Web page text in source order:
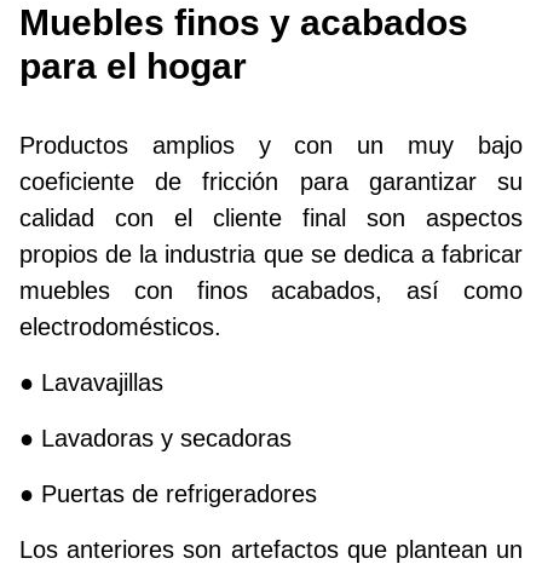
Muebles finos y acabados
para el hogar
Productos amplios y con un muy bajo
coeficiente de fricción para garantizar su
calidad con el cliente final son aspectos
propios de la industria que se dedica a fabricar
muebles con finos acabados, así como
electrodomésticos.
● Lavavajillas
● Lavadoras y secadoras
● Puertas de refrigeradores
Los anteriores son artefactos que plantean un